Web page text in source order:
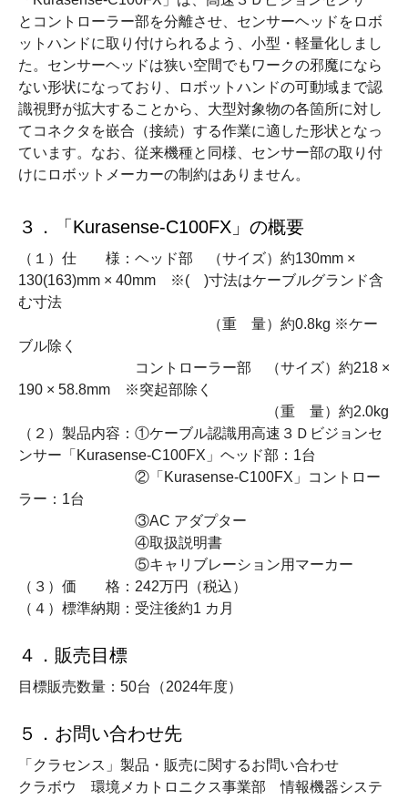
とコントローラー部を分離させ、センサーヘッドをロボ
ットハンドに取り付けられるよう、小型・軽量化しまし
た。センサーヘッドは狭い空間でもワークの邪魔になら
ない形状になっており、ロボットハンドの可動域まで認
識視野が拡大することから、大型対象物の各箇所に対し
てコネクタを嵌合（接続）する作業に適した形状となっ
ています。なお、従来機種と同様、センサー部の取り付
けにロボットメーカーの制約はありません。
３．「 Kurasense-C100FX 」の概要
（１）仕 様：ヘッド部 （サイズ）約130mm ×
130(163)mm × 40mm ※( )寸法はケーブルグランド含
む寸法
（重 量）約0.8kg ※ケー
ブル除く
コントローラー部 （サイズ）約218 ×
190 × 58.8mm ※突起部除く
（重 量）約2.0kg
（２）製品内容：①ケーブル認識用高速３Ｄビジョンセ
ンサー「 Kurasense-C100FX 」ヘッド部： 1台
②「 Kurasense-C100FX 」コントロー
ラー： 1台
③AC アダプター
④取扱説明書
⑤キャリブレーション用マーカー
（３）価 格： 242万円（税込）
（４）標準納期：受注後約1 カ月
４．販売目標
目標販売数量： 50台（2024年度）
５．お問い合わせ先
「クラセンス」製品・販売に関するお問い合わせ
クラボウ 環境メカトロニクス事業部 情報機器システ